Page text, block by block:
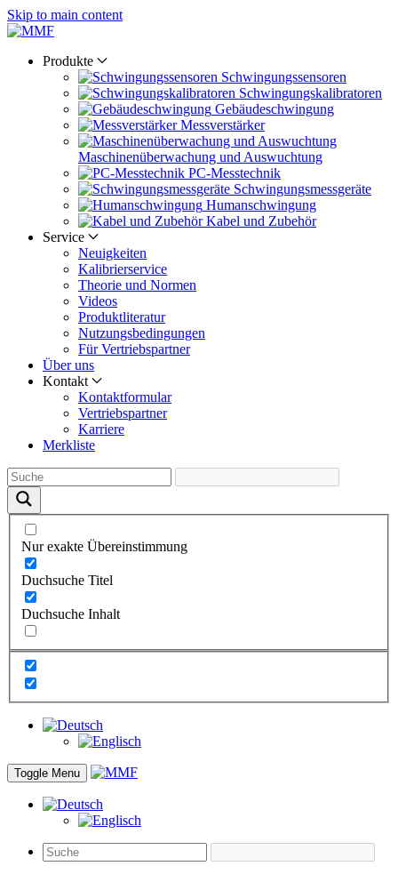
Skip to main content
Produkte
Schwingungs­sensoren
Schwingungs­kalibratoren
Gebäude­schwingung
Messverstärker
Maschinen­überwachung und Auswuchtung
PC-Messtechnik
Schwingungs­messgeräte
Human­schwingung
Kabel und Zubehör
Service
Neuigkeiten
Kalibrier­service
Theorie und Normen
Videos
Produkt­literatur
Nutzungs­bedingungen
Für Vertriebs­partner
Über uns
Kontakt
Kontaktformular
Vertriebs­partner
Karriere
Merkliste
Nur exakte Übereinstimmung
Duchsuche Titel
Duchsuche Inhalt
Toggle Menu